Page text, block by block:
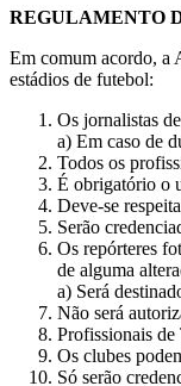
REGULAMENTO
Em comum acordo, a
estádios de futebol:
Os jornalistas
a) Em caso de
Todos os
É obrigatório o
Deve-se
Serão
Os repórteres
de alguma
a) Será
Não será
Profissionais de
Os clubes
Só serão